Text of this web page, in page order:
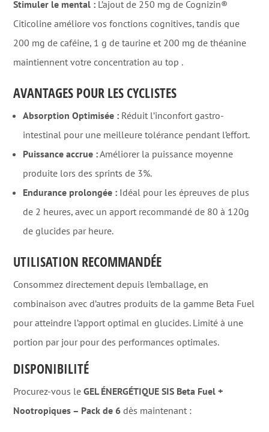
Stimuler le mental : L’ajout de 250 mg de Cognizin®
Citicoline améliore vos fonctions cognitives, tandis que
200 mg de caféine, 1 g de taurine et 200 mg de théanine
maintiennent votre concentration au top .
AVANTAGES POUR LES CYCLISTES
Absorption Optimisée : Réduit l’inconfort gastro-
intestinal pour une meilleure tolérance pendant l’effort.
Puissance accrue :Améliorer la puissance moyenne
produite lors des sprints de 3%.
Endurance prolongée : Idéal pour les épreuves de plus
de 2 heures, avec un apport recommandé de 80 à 120g
de glucides par heure.
UTILISATION RECOMMANDÉE
Consommez directement depuis l’emballage, en
combinaison avec d’autres produits de la gamme Beta Fuel
pour atteindre l’apport optimal en glucides. Limité à une
portion par jour pour des performances optimales.
DISPONIBILITÉ
Procurez-vous leGEL ÉNERGÉTIQUE SIS Beta Fuel +
Nootropiques – Pack de 6 dès maintenant :